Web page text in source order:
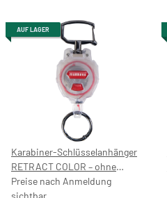
AUF LAGER
Karabiner-Schlüsselanhänger
RETRACT COLOR – ohne
Preisaufdruck
Preise nach Anmeldung
sichtbar